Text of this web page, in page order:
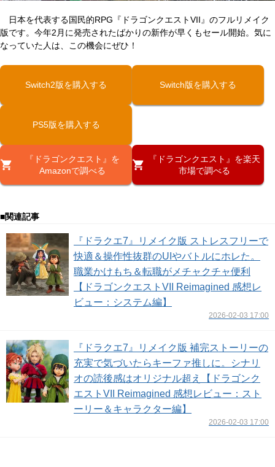
日本を代表する国民的RPG『ドラゴンクエストVII』のフルリメイク
版です。今年2月に発売されたばかりの新作が早くもセール開始。気に
なっていた人は、この機会にぜひ！
Switch2版を購入する Switch版を購入する
PS5版を購入する
『ドラゴンクエスト』を
Amazonで調べる
『ドラゴンクエスト』を楽天
市場で調べる
■関連記事
『ドラクエ7』リメイク版 ストレスフリーで
快適＆操作性抜群のUIやバトルにホレた。
職業かけもち＆転職がメチャクチャ便利
【ドラゴンクエストVII Reimagined 感想レ
ビュー：システム編】
2026-02-03 17:00
『ドラクエ7』リメイク版 補完ストーリーの
充実で気づいたらキーファ推しに。シナリ
オの読後感はオリジナル超え【ドラゴンク
エストVII Reimagined 感想レビュー：スト
ーリー＆キャラクター編】
2026-02-03 17:00